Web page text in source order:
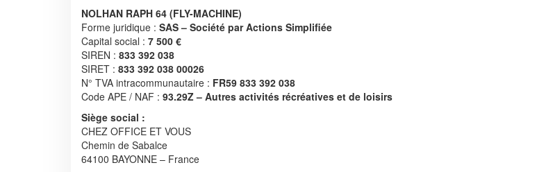
NOLHAN RAPH 64 (FLY-MACHINE)
Forme juridique : SAS – Société par Actions Simplifiée
Capital social : 7 500 €
SIREN : 833 392 038
SIRET : 833 392 038 00026
N° TVA intracommunautaire : FR59 833 392 038
Code APE / NAF : 93.29Z – Autres activités récréatives et de loisirs
Siège social :
CHEZ OFFICE ET VOUS
Chemin de Sabalce
64100 BAYONNE – France
AGENDA TUNNEL